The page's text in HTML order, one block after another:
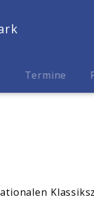
Termine